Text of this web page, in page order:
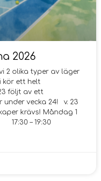
2026
2 olika typer av läger
kör ett helt
följt av ett
vecka 24! v. 23
krävs! Måndag 1
17:30 – 19:30